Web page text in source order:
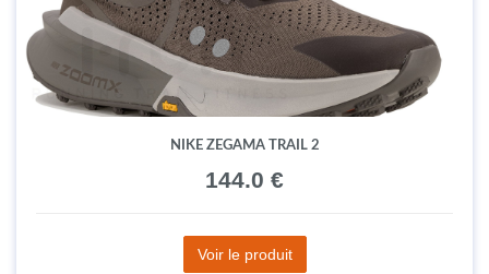
NIKE ZEGAMA TRAIL 2
144.0 €
Voir le produit